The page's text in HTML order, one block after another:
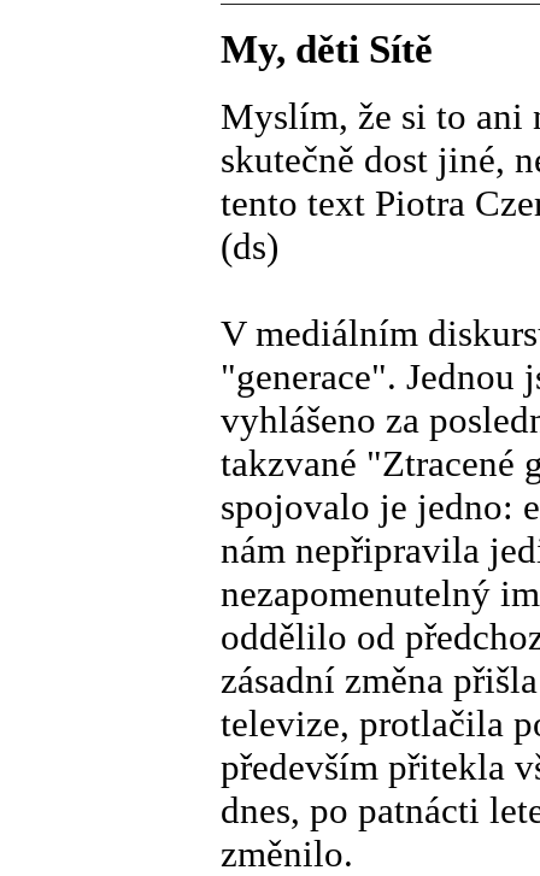
My, děti Sítě
Myslím, že si to ani
skutečně dost jiné,
tento text Piotra
(ds)
V mediálním
"generace".
vyhlášeno za
takzvané "Ztracené
spojovalo je jedno:
nám nepřipravila
nezapomenutelný
oddělilo od
zásadní změna
televize, protlačila
především přitekla
dnes, po patnácti
změnilo.